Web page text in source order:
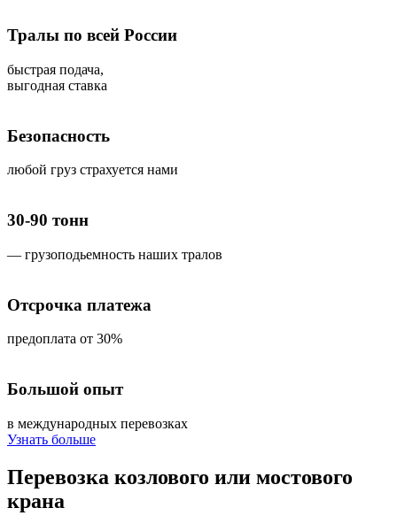
Тралы по всей России
быстрая подача,
выгодная ставка
Безопасность
любой груз страхуется нами
30-90 тонн
— грузоподьемность наших тралов
Отсрочка платежа
предоплата от 30%
Большой опыт
в международных перевозках
Узнать больше
Перевозка козлового или мостового
крана